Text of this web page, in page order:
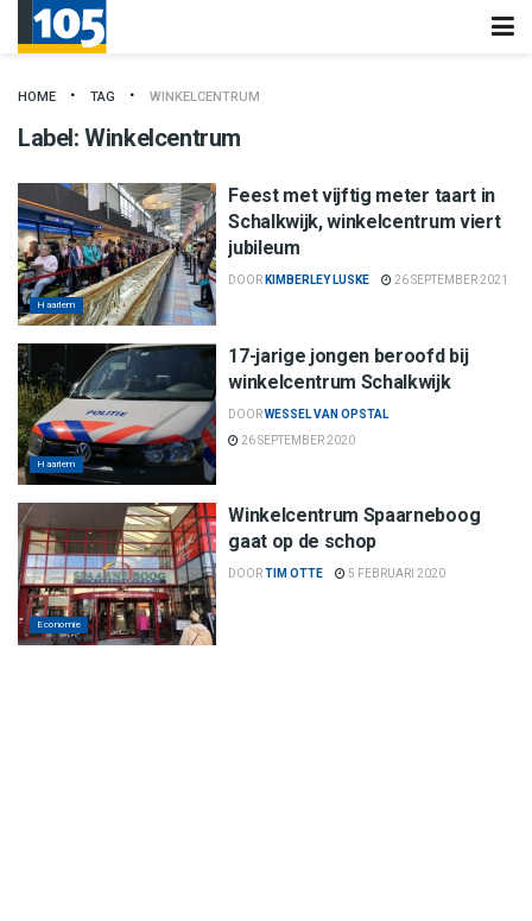
HOME TAG WINKELCENTRUM
Label:Winkelcentrum
Haarlem
Feest met vijftig meter taart in
Schalkwijk, winkelcentrum viert
jubileum
DOOR KIMBERLEY LUSKE 26 SEPTEMBER 2021
Haarlem
17-jarige jongen beroofd bij
winkelcentrum Schalkwijk
DOORWESSEL VAN OPSTAL
26 SEPTEMBER 2020
Economie
Winkelcentrum Spaarneboog
gaat op de schop
DOORTIM OTTE 5 FEBRUARI 2020